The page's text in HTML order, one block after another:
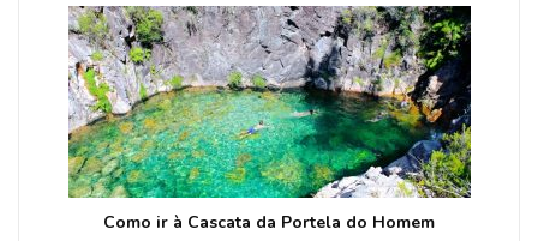
Como ir à Cascata da Portela do Homem